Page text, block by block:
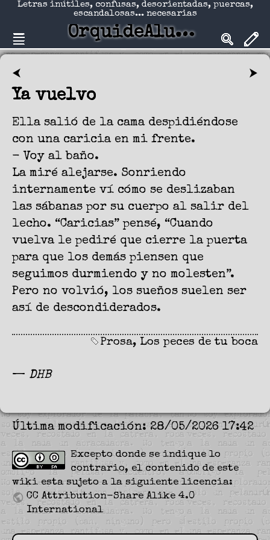
Letras inútiles, confusas, desorientadas, puercas,
escandalosas... necesarias
OrquideAlucinadA
⮜ ⮞
Ya vuelvo
Ella salió de la cama despidiéndose
con una caricia en mi frente.
- Voy al baño.
La miré alejarse. Sonriendo
internamente ví cómo se deslizaban
las sábanas por su cuerpo al salir del
lecho. “Caricias” pensé, “Cuando
vuelva le pediré que cierre la puerta
para que los demás piensen que
seguimos durmiendo y no molesten”.
Pero no volvió, los sueños suelen ser
así de descondiderados.
Prosa, Los peces de tu boca
— DHB
Última modificación: 28/05/2026 17:42
Excepto donde se indique lo
contrario, el contenido de este
wiki esta sujeto a la siguiente licencia:
CC Attribution-Share Alike 4.0
International